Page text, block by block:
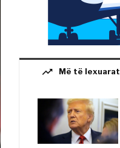
trending_up Më të lexuarat